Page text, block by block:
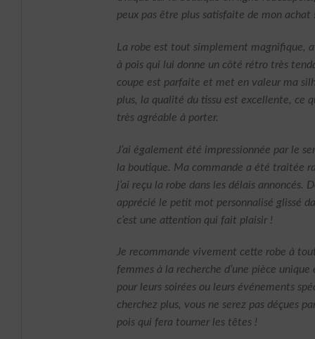
peux pas être plus satisfaite de mon achat !
La robe est tout simplement magnifique,
à pois qui lui donne un côté rétro très
coupe est parfaite et met en valeur ma
plus, la qualité du tissu est excellente, ce
très agréable à porter.
J’ai également été impressionnée par le
la boutique. Ma commande a été traitée
j’ai reçu la robe dans les délais annoncés.
apprécié le petit mot personnalisé glissé
c’est une attention qui fait plaisir !
Je recommande vivement cette robe à
femmes à la recherche d’une pièce
pour leurs soirées ou leurs événements
cherchez plus, vous ne serez pas déçues
pois qui fera tourner les têtes !